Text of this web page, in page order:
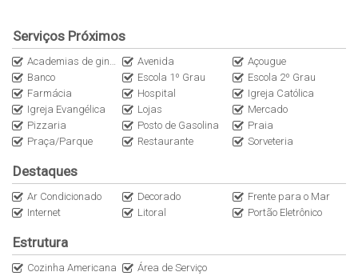
-Internet via WIFI.
Características
30m do mar
Em condomínio fechado
Mobiliado
Comodidades
Ar condicionado
Armário cozinha
Cozinha
Fogão
Serviços Próximos
Academias de ginástica Avenida
Açougue
Banco
Escola 1º Grau
Escola 2º Grau
Farmácia
Hospital
Igreja Católica
Igreja Evangélica
Lojas
Mercado
Pizzaria
Posto de Gasolina
Praia
Praça/Parque
Restaurante Sorveteria
Destaques
Ar Condicionado Decorado
Frente para o Mar
Internet
Litoral Portão Eletrônico
Estrutura
Cozinha Americana Área de Serviço